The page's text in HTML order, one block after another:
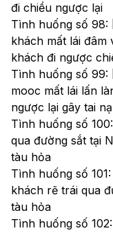
đi chiều ngược lại
Tình huống số 98:
khách mất lái đâm
khách đi ngược
Tình huống số 99:
mooc mất lái lấn
ngược lại gây tai
Tình huống số
qua đường sắt tại
tàu hỏa
Tình huống số
khách rẽ trái qua
tàu hỏa
Tình huống số